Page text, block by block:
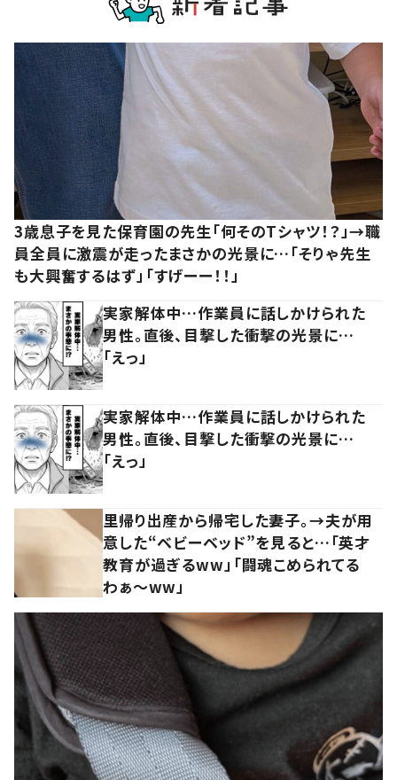
3歳息子を見た保育園の先生「何そのTシャツ！？」→職
員全員に激震が走ったまさかの光景に…「そりゃ先生
も大興奮するはず」「すげーー！！」
実家解体中…作業員に話しかけられた
男性。直後、目撃した衝撃の光景に…
「えっ」
実家解体中…作業員に話しかけられた
男性。直後、目撃した衝撃の光景に…
「えっ」
里帰り出産から帰宅した妻子。→夫が用
意した“ベビーベッド”を見ると…「英才
教育が過ぎるww」「闘魂こめられてる
わぁ～ww」